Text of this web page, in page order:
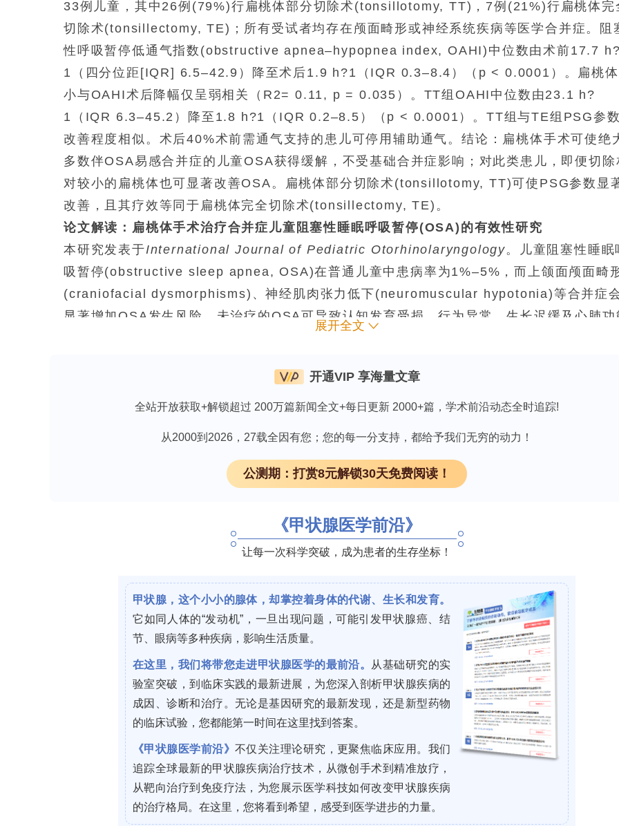
33例儿童，其中26例(79%)行扁桃体部分切除术(tonsillotomy, TT)，7例(21%)行扁桃体完
切除术(tonsillectomy, TE)；所有受试者均存在颅面畸形或神经系统疾病等医学合并症。阻
性呼吸暂停低通气指数(obstructive apnea–hypopnea index, OAHI)中位数由术前17.7 h?
1（四分位距[IQR] 6.5–42.9）降至术后1.9 h?1（IQR 0.3–8.4）（p < 0.0001）。扁桃体
小与OAHI术后降幅仅呈弱相关（R2= 0.11, p = 0.035）。TT组OAHI中位数由23.1 h?
1（IQR 6.3–45.2）降至1.8 h?1（IQR 0.2–8.5）（p < 0.0001）。TT组与TE组PSG参数
改善程度相似。术后40%术前需通气支持的患儿可停用辅助通气。结论：扁桃体手术可使绝
多数伴OSA易感合并症的儿童OSA获得缓解，不受基础合并症影响；对此类患儿，即便切除
对较小的扁桃体也可显著改善OSA。扁桃体部分切除术(tonsillotomy, TT)可使PSG参数显
改善，且其疗效等同于扁桃体完全切除术(tonsillectomy, TE)。
论文解读：扁桃体手术治疗合并症儿童阻塞性睡眠呼吸暂停(OSA)的有效性研究
本研究发表于International Journal of Pediatric Otorhinolaryngology。儿童阻塞性睡眠
吸暂停(obstructive sleep apnea, OSA)在普通儿童中患病率为1%–5%，而上颌面颅面畸
(craniofacial dysmorphisms)、神经肌肉张力低下(neuromuscular hypotonia)等合并症
显著增加OSA发生风险。未治疗的OSA可导致认知发育受损、行为异常、生长迟缓及心肺功
及。然而，对于伴有颅面畸形或神经疾病的复杂患儿，其OSA常被认为由多因素造成，外科
预后残余OSA风险高，此类人群中扁桃体手术（尤其TT）经多导睡眠监测
研究人员开展了一项单中心回顾性队列研究，纳入2009–2024年芬兰赫尔辛基大学医院33例
<16岁、伴有OSA易感合并症（颅面畸形或神经疾病等）、因OSA接受扁桃体手术±腺样体切
除术且有完整术前及术后两年内PSG记录的患儿。术前及术后均行实验室隔夜PSG，呼吸事
及睡眠分期按美国睡眠医学会(American Academy of Sleep Medicine, AASM)指南判读，
并由同一组研究者重新分析。手术以TT为主（射频或单极设备保留包膜，79%），少数行传
TE（冷切+双极电凝或热切，21%），85%同期行腺oidectomy。统计采用非参数检验及自动
线性模型分析扁桃体/腺样体大小与OAHI降幅的相关性，以p < 0.05为差异有统计学意义。
3.1. Polysomnography findings before and after tonsil surgery（扁桃体手术前后
导睡眠监测结果）
全部33例患儿术后PSG各阻塞相关参数均显著改善：OAHI由中位17.7 h?1（IQR 6.5–42.9
?1（IQR 0.3–8.4）（p < 0.0001）；阻塞性/混合性呼吸暂停相关的血氧饱和度下降指数
OAH)由6.2 h?1降至0.3 h?1（p = 0.0001）；呼吸做功(work of breathing, WOB，0–2分）由均值
1.5降至0.9（p = 0.0003）；呼气末二氧化碳99百分位数(EtCO P )由48.8 mmHg降至46.5 mmHg（p =
0.01）；经皮二氧化碳99百分位数(TcCO2 P99)由48.0 mmHg降至45.0 mmHg（p = 0.004）。术后33%达
展开全文
开通VIP 享海量文章
全站开放获取+解锁超过 200万篇新闻全文+每日更新 2000+篇，学术前沿动态全时追踪!
从2000到2026，27载全因有您；您的每一分支持，都给予我们无穷的动力！
公测期：打赏8元解锁30天免费阅读！